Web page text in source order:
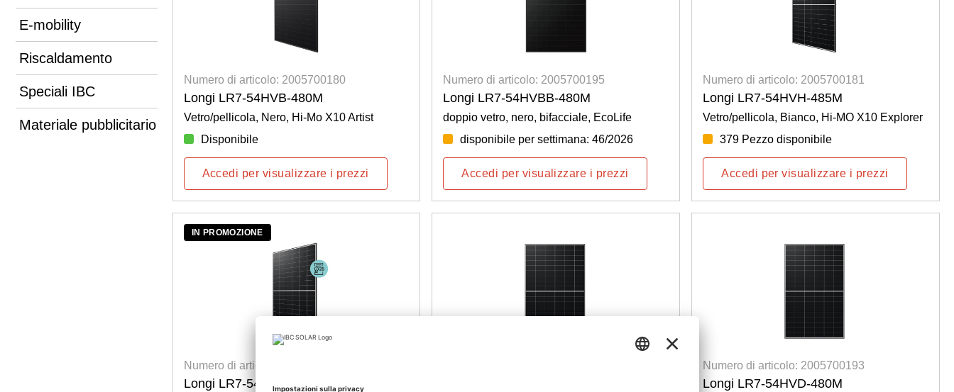
E-mobility
Riscaldamento
Speciali IBC
Materiale pubblicitario
Numero di articolo: 2005700180
Longi LR7-54HVB-480M
Vetro/pellicola, Nero, Hi-Mo X10 Artist
Disponibile
Accedi per visualizzare i prezzi
Numero di articolo: 2005700195
Longi LR7-54HVBB-480M
doppio vetro, nero, bifacciale, EcoLife
disponibile per settimana: 46/2026
Accedi per visualizzare i prezzi
Numero di articolo: 2005700181
Longi LR7-54HVH-485M
Vetro/pellicola, Bianco, Hi-MO X10 Explorer
379 Pezzo disponibile
Accedi per visualizzare i prezzi
IN PROMOZIONE
Numero di articolo: 2005700182
Longi LR7-54HVH-490M
Numero di articolo: 2005700193
Longi LR7-54HVD-480M